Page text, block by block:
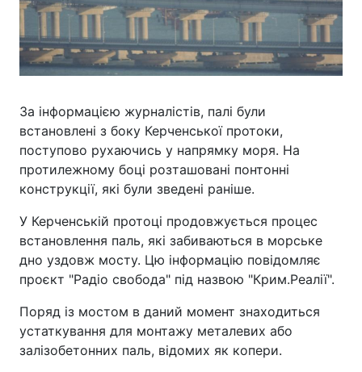
За інформацією журналістів, палі були
встановлені з боку Керченської протоки,
поступово рухаючись у напрямку моря. На
протилежному боці розташовані понтонні
конструкції, які були зведені раніше.
У Керченській протоці продовжується процес
встановлення паль, які забиваються в морське
дно уздовж мосту. Цю інформацію повідомляє
проєкт "Радіо свобода" під назвою "Крим.Реалії".
Поряд із мостом в даний момент знаходиться
устаткування для монтажу металевих або
залізобетонних паль, відомих як копери.